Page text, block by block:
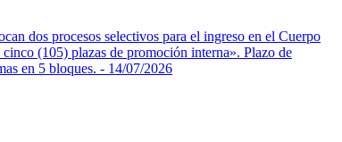
dos procesos selectivos para el ingreso en el Cuerpo
(105) plazas de promoción interna». Plazo de
en 5 bloques. - 14/07/2026